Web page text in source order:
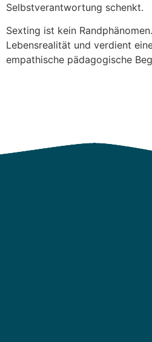
Selbstverantwortung schenkt.
Sexting ist kein
Lebensrealität und verdient
empathische pädagogische